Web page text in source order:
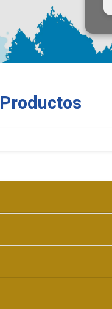
Productos